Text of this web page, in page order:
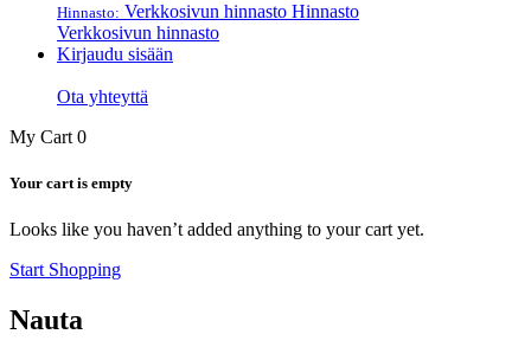
Hinnasto: Verkkosivun hinnasto Hinnasto
Verkkosivun hinnasto
Kirjaudu sisään
Ota yhteyttä
My Cart 0
Your cart is empty
Looks like you haven’t added anything to your cart yet.
Start Shopping
Nauta